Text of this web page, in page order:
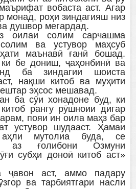
вобаста аст. Агар
монад, роҳи зиндагияш низ
душвор мегардад.
оилаи солим сарчашма
ва устувор маҳсуб
маънавӣ ғанӣ бошад.
бе дониш, ҷаҳонбинӣ ва
ба зиндагии шоиста
нақши китоб ва муҳити
эҳсос мешавад.
ба сӯи хонадоне буд, ки
рангу рӯшноии дигар
пояи ин оила маҳз бар
устувор шудааст. Ҳамаи
мутолиа буда, се
аз ғолибони Озмуни
субҳи доноӣ китоб аст»
ҷавон аст, аммо падару
ва тарбиятгари насли